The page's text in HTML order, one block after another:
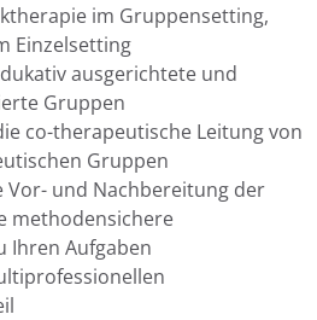
im Gruppensetting,
Einzelsetting
ausgerichtete und
Gruppen
co-therapeutische Leitung von
Gruppen
Vor- und Nachbereitung der
methodensichere
Ihren Aufgaben